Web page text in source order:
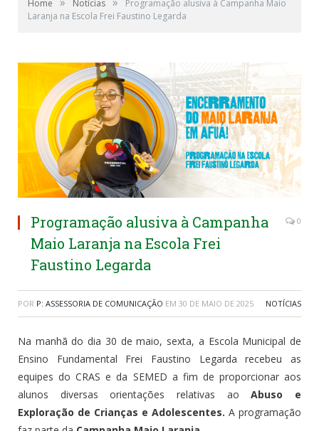
Home Notícias
Programação alusiva à Campanha Maio
Laranja na Escola Frei Faustino Legarda
Programação alusiva à Campanha
Maio Laranja na Escola Frei
Faustino Legarda
0
POR P: ASSESSORIA DE COMUNICAÇÃO EM 30 DE MAIO DE 2025 NOTÍCIAS
Na manhã do dia 30 de maio, sexta, a Escola Municipal de
Ensino Fundamental Frei Faustino Legarda recebeu as
equipes do CRAS e da SEMED a fim de proporcionar aos
alunos diversas orientações relativas aoAbuso e
Exploração de Crianças e Adolescentes. A programação